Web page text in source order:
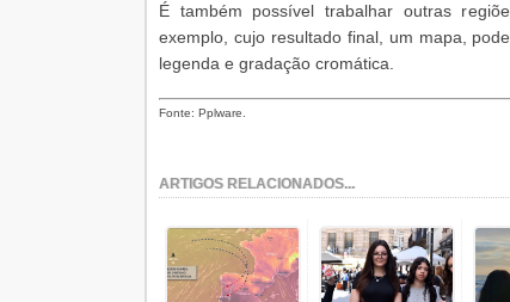
É também possível trabalhar outras
exemplo, cujo resultado final, um mapa,
legenda e gradação cromática.
Fonte: Pplware.
ARTIGOS RELACIONADOS...